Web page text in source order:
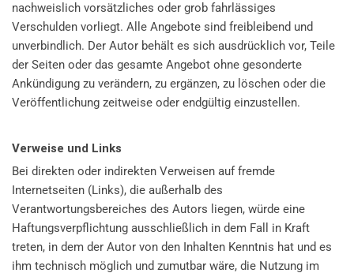
nachweislich vorsätzliches oder grob fahrlässiges
Verschulden vorliegt. Alle Angebote sind freibleibend und
unverbindlich. Der Autor behält es sich ausdrücklich vor, Teile
der Seiten oder das gesamte Angebot ohne gesonderte
Ankündigung zu verändern, zu ergänzen, zu löschen oder die
Veröffentlichung zeitweise oder endgültig einzustellen.
Verweise und Links
Bei direkten oder indirekten Verweisen auf fremde
Internetseiten (Links), die außerhalb des
Verantwortungsbereiches des Autors liegen, würde eine
Haftungsverpflichtung ausschließlich in dem Fall in Kraft
treten, in dem der Autor von den Inhalten Kenntnis hat und es
ihm technisch möglich und zumutbar wäre, die Nutzung im